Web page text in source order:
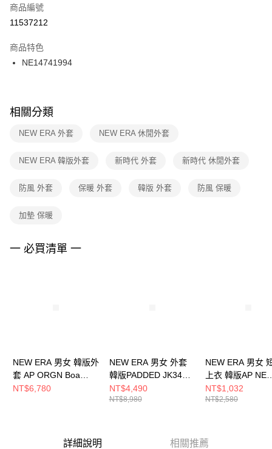
【「AFTEE先享後付」結帳流程】
１．於結帳方式選擇「AFTEE先享後付」後，將跳轉至「AFTEE先享後付」
２．訂單成立數日內，您將收到繳費通知簡訊。
３．收到繳費通知簡訊後14天內，點擊此簡訊中的連結，可透過四大超商／
ATM／網路銀行／等多元方式進行付款，方視為交易完成。
※ 交易是否成功請以「AFTEE先享後付 」之結帳頁面顯示為準，若有關於
是否繳費成功／繳費後需取消欲退款等相關疑問，請聯繫「AFTEE先享後付
客戶支援中心」 https://netprotections.freshdesk.com/support/home
１．透過由恩沛科技股份有限公司提供之「AFTEE先享後付」服務完成之交
權轉讓予恩沛科技股份有限公司。
３．未成年的使用者請事先徵得法定代理人或監護人之同意方可使用
４．使用「AFTEE先享後付」時，將依據個別帳號之用戶狀況，依本公司即
宅配
每筆NT$100，滿NT$1,500(含以上)免運費
付款後門市自取
每筆NT$100，滿NT$1,500(含以上)免運費
商品編號
11537212
商品特色
NE14741994
相關分類
NEW ERA 外套 NEW ERA 休閒外套
NEW ERA 韓版外套 新時代 外套 新時代 休閒外套
防風 外套 保暖 外套 韓版 外套 防風 保暖
加墊 保暖
一 必買清單 一
NEW ERA 男女 韓版外
套 AP ORGN Boa
Neck Padded JK54 午
NT$6,780
NEW ERA 男女 外套
韓版PADDED JK34
NE NE13781085
NT$4,490
NT$8,980
NEW ERA 男女
上衣 韓版AP NE
BLACK LABEL
RS42
NT$1,032
NT$2,580
詳細說明 相關推薦